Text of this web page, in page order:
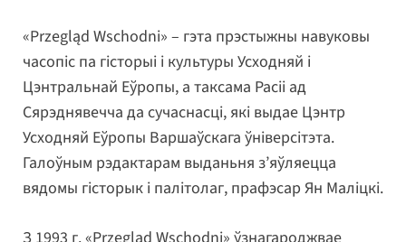
«Przegląd Wschodni» – гэта прэстыжны навуковы
часопіс па гісторыі і культуры Усходняй і
Цэнтральнай Еўропы, а таксама Расіі ад
Сярэднявечча да сучаснасці, які выдае Цэнтр
Усходняй Еўропы Варшаўскага ўніверсітэта.
Галоўным рэдактарам выданьня з’яўляецца
вядомы гісторык і палітолаг, прафэсар Ян Маліцкі.